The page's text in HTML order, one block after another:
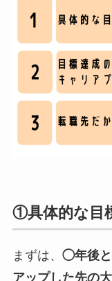
①具体的な目
まずは、 ◯年後と
アップした先の